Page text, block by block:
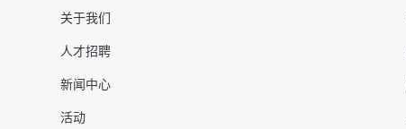
关于我们
人才招聘
新闻中心
活动